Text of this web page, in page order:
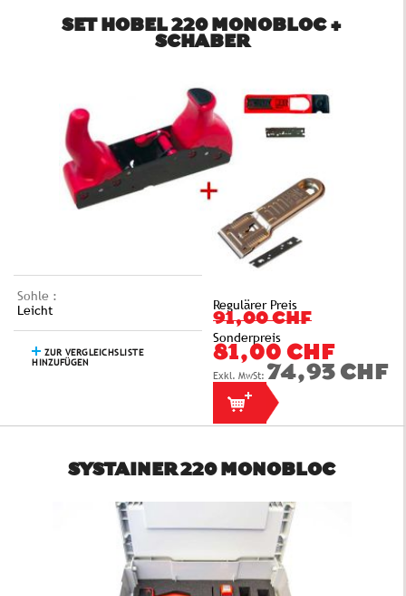
SET HOBEL 220 MONOBLOC +
SCHABER
Sohle :
Leicht
ZUR VERGLEICHSLISTE
HINZUFÜGEN
Regulärer Preis
91,00 CHF
Sonderpreis
81,00 CHF
74,93 CHF
SYSTAINER 220 MONOBLOC